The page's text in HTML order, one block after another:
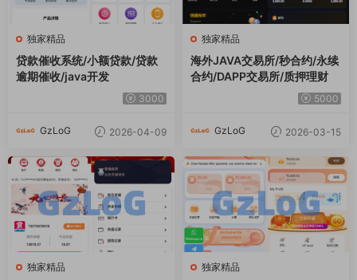
独家精品
贷款催收系统/小额贷款/贷款
逾期催收/java开发
3000
GzLoG 2026-04-09
独家精品
海外JAVA交易所/秒合约/永续
合约/DAPP交易所/质押理财
5000
GzLoG 2026-03-15
独家精品 独家精品